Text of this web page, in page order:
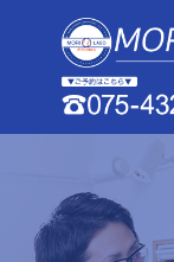
content